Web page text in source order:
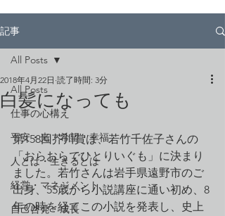
記事
All Posts
仕事の心構え
平安・光・希望・幸福
人とは・生きるとは
経営・マネジメント
自己啓発・成長
All Posts
白髪になっても
2018年4月22日 読了時間: 3分
第158回芥川賞は、若竹千佐子さんの
「おらおらでひとりいぐも」に決まり
ました。若竹さんは岩手県遠野市のご
出身、55歳から小説講座に通い初め、8
年の時を経てこの小説を発表し、史上